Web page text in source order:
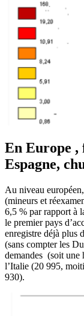
En Europe ,
Espagne,
Au niveau
(mineurs et
6,5 % par rapport à
le premier pays
enregistre déjà plus
(sans compter les
demandes (soit une
l’Italie (20 995,
930).